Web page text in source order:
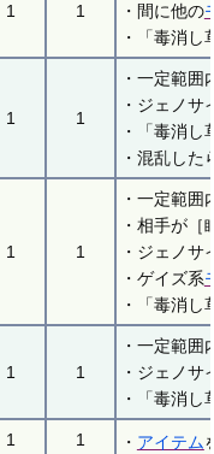
1 1
・間に他の
・「毒消
1 1
・一定範
・ジェノ
・「毒消
・混乱し
1 1
・一定範
・相手が
・ジェノ
・ゲイズ系
・「毒消
1 1
・一定範
・ジェノ
・「毒消
1 1 ・ アイテム